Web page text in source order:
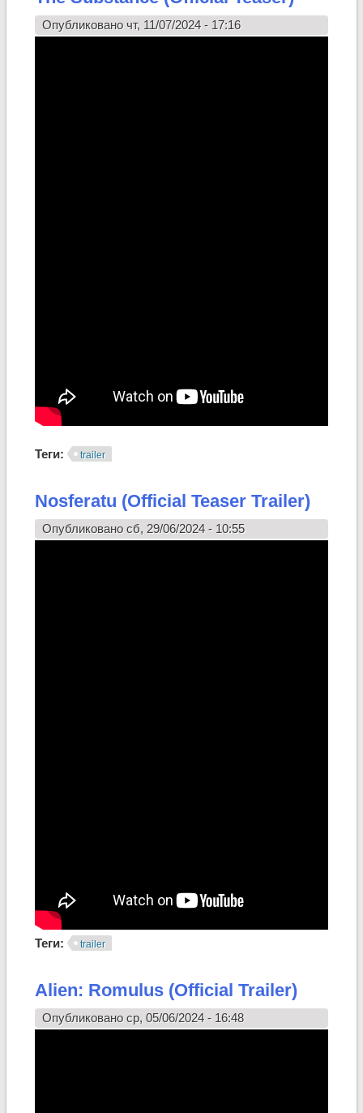
Опубликовано чт, 11/07/2024 - 17:16
Теги: trailer
Nosferatu (Official Teaser Trailer)
Опубликовано сб, 29/06/2024 - 10:55
Теги: trailer
Alien: Romulus (Official Trailer)
Опубликовано ср, 05/06/2024 - 16:48